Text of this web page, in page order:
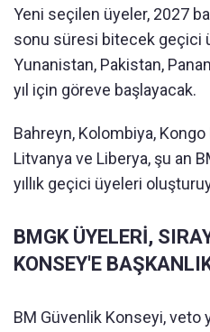
Yeni seçilen üyeler, 2027
sonu süresi bitecek geçici
Yunanistan, Pakistan,
yıl için göreve başlayacak.
Bahreyn, Kolombiya,
Litvanya ve Liberya, şu an
yıllık geçici üyeleri
BMGK ÜYELERİ,
KONSEY'E
BM Güvenlik Konseyi, veto